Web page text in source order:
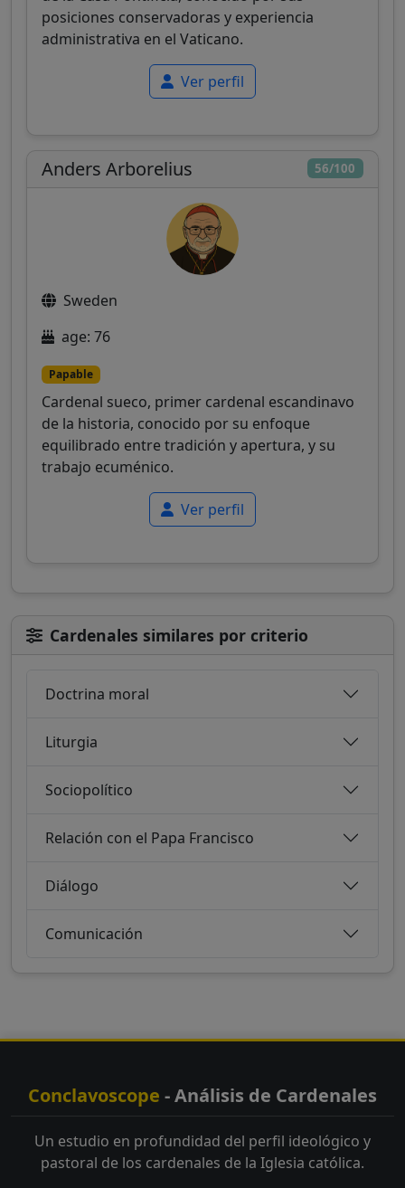
posiciones conservadoras y experiencia
administrativa en el Vaticano.
Ver perfil
56/100
Anders Arborelius
Sweden
age: 76
Papable
Cardenal sueco, primer cardenal escandinavo
de la historia, conocido por su enfoque
equilibrado entre tradición y apertura, y su
trabajo ecuménico.
Ver perfil
Cardenales similares por criterio
Doctrina moral
Liturgia
Sociopolítico
Relación con el Papa Francisco
Diálogo
Comunicación
Conclavoscope - Análisis de Cardenales
Un estudio en profundidad del perfil ideológico y
pastoral de los cardenales de la Iglesia católica.